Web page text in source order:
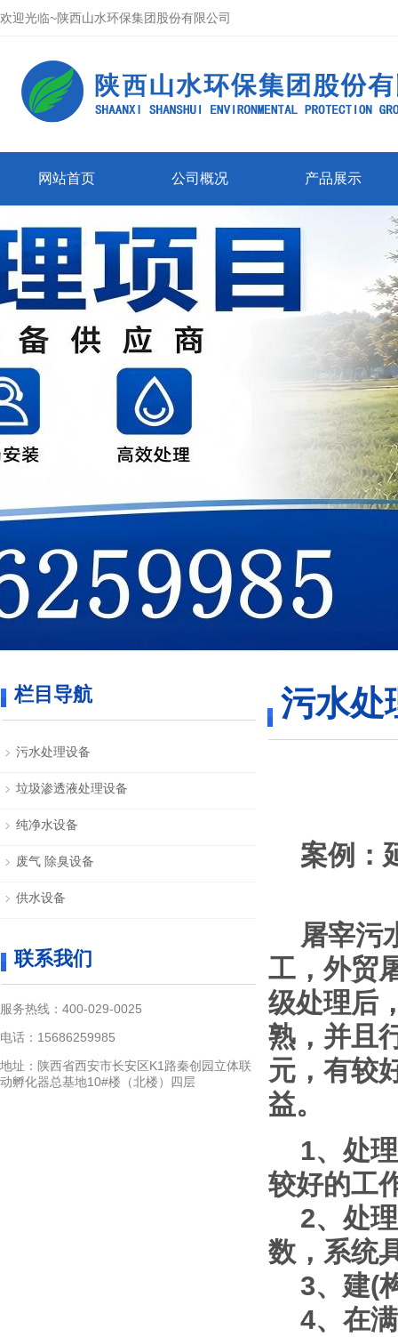
欢迎光临~陕西山水环保集团股份有限公司
网站首页 公司概况 产品展示
污水处
案例：
屠宰污
工，外贸
级处理后
熟，并且
元，有较
益。
1、处
较好的工
2、处理
数，系统
3、建(
4、在满
栏目导航
污水处理设备
垃圾渗透液处理设备
纯净水设备
废气 除臭设备
供水设备
联系我们
服务热线：400-029-0025
电话：15686259985
地址：陕西省西安市长安区K1路秦创园立体联
动孵化器总基地10#楼（北楼）四层